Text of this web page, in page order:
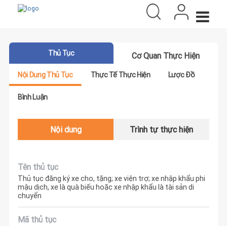
Thủ Tục Cơ Quan Thực Hiện
Nội Dung Thủ Tục Thực Tế Thực Hiện Lược Đồ
Bình Luận
Nội dung Trình tự thực hiện
Tên thủ tục
Thủ tục đăng ký xe cho, tặng; xe viện trợ; xe nhập khẩu phi
mậu dịch, xe là quà biếu hoặc xe nhập khẩu là tài sản di
chuyển
Mã thủ tục